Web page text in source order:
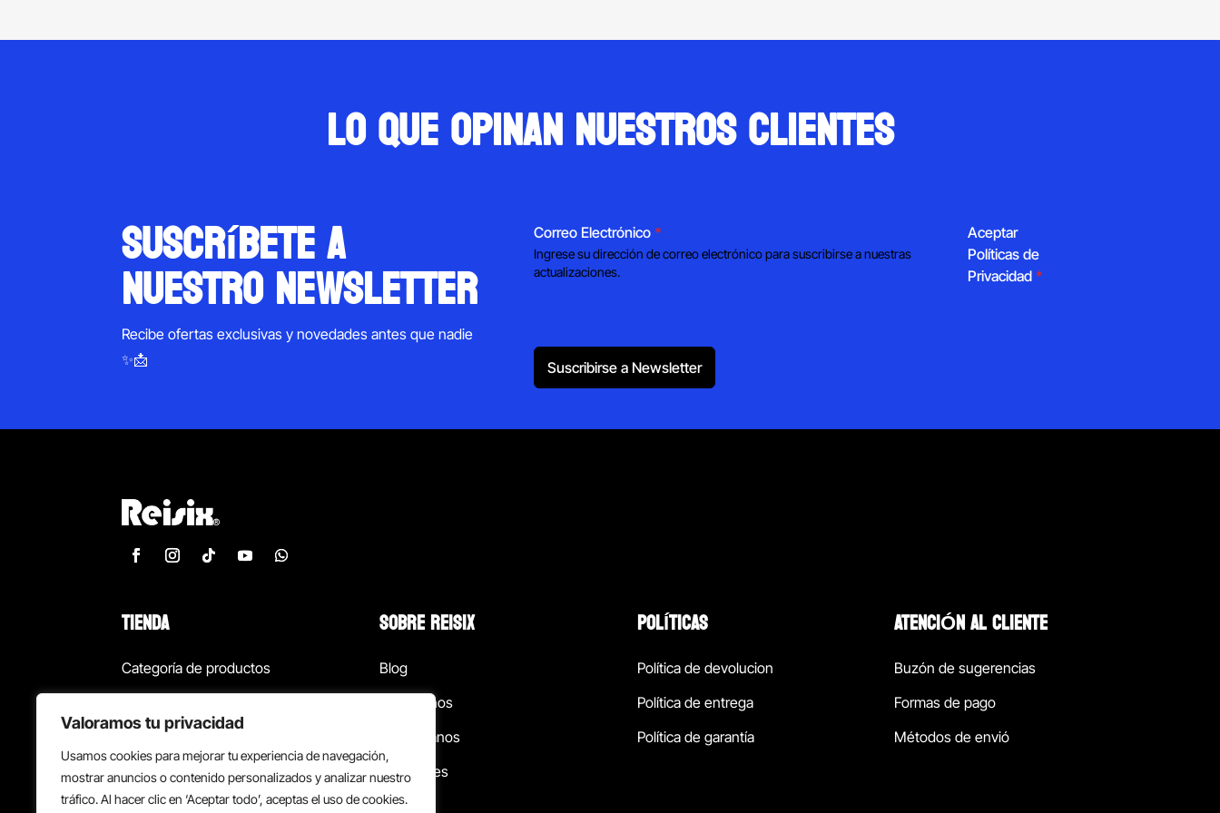
Valoramos tu privacidad
Usamos cookies para mejorar tu experiencia de navegación,
mostrar anuncios o contenido personalizados y analizar nuestro
tráfico. Al hacer clic en ‘Aceptar todo’, aceptas el uso de cookies.
Lo que opinan nuestros clientes
suscríbete a
nuestro newsletter
Recibe ofertas exclusivas y novedades antes que nadie
✨📩
Correo Electrónico *
Ingrese su dirección de correo electrónico para suscribirse a nuestras
actualizaciones.
Aceptar
Políticas de
Privacidad *
Suscribirse a Newsletter
TIENDA
Categoría de productos
¡Las mejores ofertas!
Back to school
SOBRE REISIX
Blog
Conócenos
Contáctanos
Sucursales
POLÍTICAS
Política de devolucion
Política de entrega
Política de garantía
ATENCIÓN AL CLIENTE
Buzón de sugerencias
Formas de pago
Métodos de envió